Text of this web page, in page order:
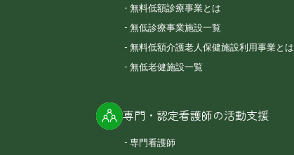
無料低額診療事業とは
無低診療事業施設一覧
無料低額介護老人保健施設利用事業とは
無低老健施設一覧
専門・認定看護師の活動支援
専門看護師